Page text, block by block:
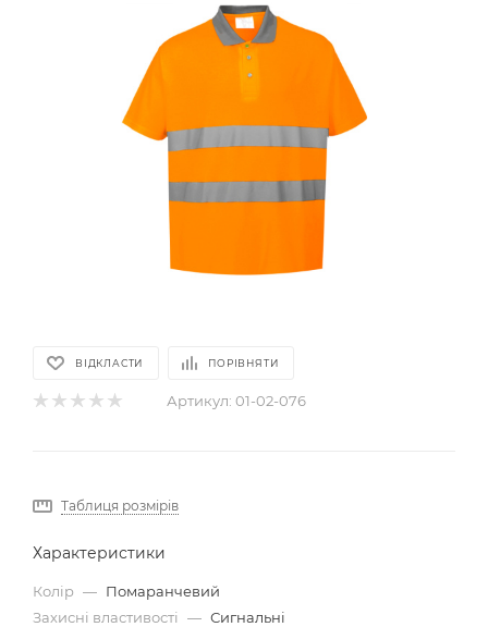
ВІДКЛАСТИ ПОРІВНЯТИ
Артикул: 01-02-076
Таблиця розмірів
Характеристики
Колір — Помаранчевий
Захисні властивості — Сигнальні